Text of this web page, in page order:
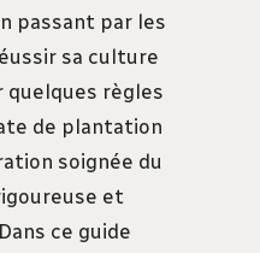
passant par les
sa culture
règles
de plantation
soignée du
et
ce guide